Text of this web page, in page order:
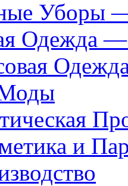
Уборы
Одежда
и